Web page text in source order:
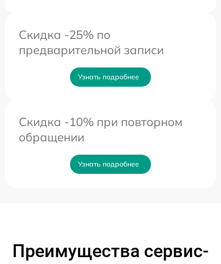
Скидка -25% по
предварительной записи
Узнать подробнее
Скидка -10% при повторном
обращении
Узнать подробнее
Преимущества сервис-